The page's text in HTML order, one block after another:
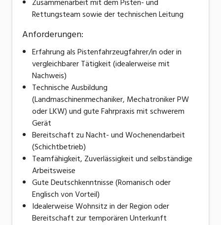
Rettungsteam sowie der technischen Leitung
Anforderungen:
Erfahrung als Pistenfahrzeugfahrer/in oder in
vergleichbarer Tätigkeit (idealerweise mit
Nachweis)
Technische Ausbildung
(Landmaschinenmechaniker, Mechatroniker PW
oder LKW) und gute Fahrpraxis mit schwerem
Gerät
Bereitschaft zu Nacht- und Wochenendarbeit
(Schichtbetrieb)
Teamfähigkeit, Zuverlässigkeit und selbständige
Arbeitsweise
Gute Deutschkenntnisse (Romanisch oder
Englisch von Vorteil)
Idealerweise Wohnsitz in der Region oder
Bereitschaft zur temporären Unterkunft